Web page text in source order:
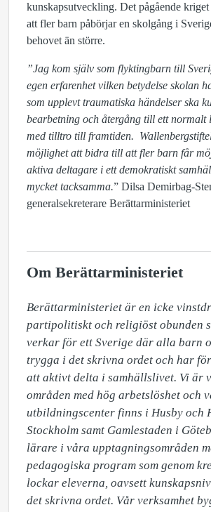
kunskapsutveckling. Det pågående
att fler barn påbörjar en skolgång i
behovet än större.
”Jag kom själv som flyktingbarn till
egen erfarenhet vilken betydelse skolan
som upplevt traumatiska händelser ska
bearbetning och återgång till ett normalt
med tilltro till framtiden.
möjlighet att bidra till att fler barn får
aktiva deltagare i ett demokratiskt
mycket tacksamma.” Dilsa Demirbag-
generalsekreterare Berättarministeriet
Om Berättarministeriet
Berättarministeriet är en icke
partipolitiskt och religiöst obunden
verkar för ett Sverige där alla barn
trygga i det skrivna ordet och har
att aktivt delta i samhällslivet. Vi är
områden med hög arbetslöshet och
utbildningscenter finns i Husby och
Stockholm samt Gamlestaden i
lärare i våra upptagningsområden
pedagogiska program som genom
lockar eleverna, oavsett
det skrivna ordet. Vår verksamhet